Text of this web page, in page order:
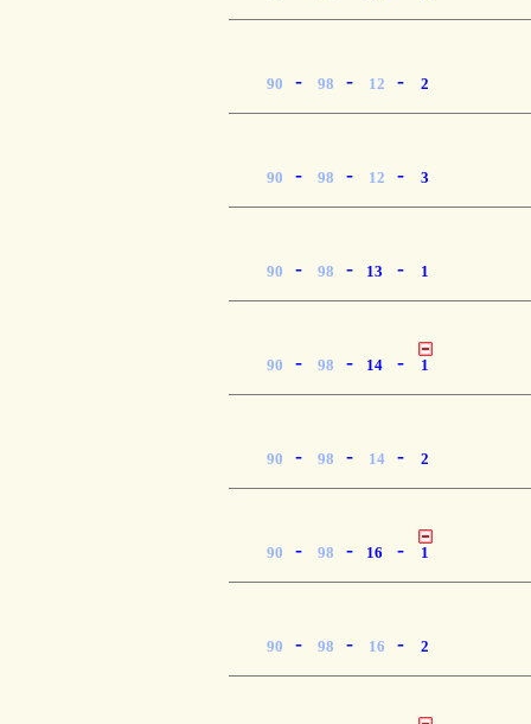
90 - 98 - 12 - 2
90 - 98 - 12 - 3
90 - 98 - 13 - 1
90 - 98 - 14 - 1
90 - 98 - 14 - 2
90 - 98 - 16 - 1
90 - 98 - 16 - 2